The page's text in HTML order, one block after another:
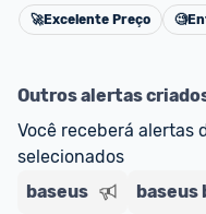
impostos.
🚀Excelente Preço 🧐
Outros alertas
Você receberá alertas
selecionados
baseus
baseus